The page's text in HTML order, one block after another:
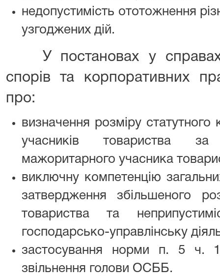
недопустимість ототожнення
узгоджених дій.
У постановах у справах
спорів та корпоративних
про:
визначення розміру статутного
учасників товариства
мажоритарного учасника
виключну компетенцію
затвердження збільшеного
товариства та
господарсько-управлінську
застосування норми п. 5 ч.
звільнення голови ОСББ.